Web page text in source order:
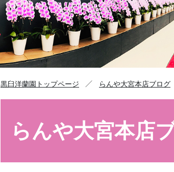
黒臼洋蘭園トップページ ／ らんや大宮本店ブログ
らんや大宮本店